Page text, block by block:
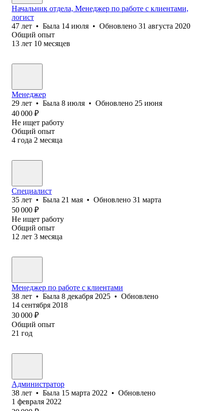
Начальник отдела, Менеджер по работе с клиентами,
логист
47 лет • Была 14 июля • Обновлено 31 августа 2020
Общий опыт
13 лет 10 месяцев
Менеджер
29 лет • Была 8 июля • Обновлено 25 июня
40 000 ₽
Не ищет работу
Общий опыт
4 года 2 месяца
Специалист
35 лет • Была 21 мая • Обновлено 31 марта
50 000 ₽
Не ищет работу
Общий опыт
12 лет 3 месяца
Менеджер по работе с клиентами
38 лет • Была 8 декабря 2025 • Обновлено
14 сентября 2018
30 000 ₽
Общий опыт
21 год
Администратор
38 лет • Была 15 марта 2022 • Обновлено
1 февраля 2022